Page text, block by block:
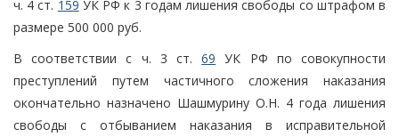
ч. 4 ст. 159 УК РФ к 3 годам лишения свободы со штрафом в
размере 500 000 руб.
В соответствии с ч. 3 ст.69 УК РФ по совокупности
преступлений путем частичного сложения наказания
окончательно назначено Шашмурину О.Н. 4 года лишения
свободы с отбыванием наказания в исправительной